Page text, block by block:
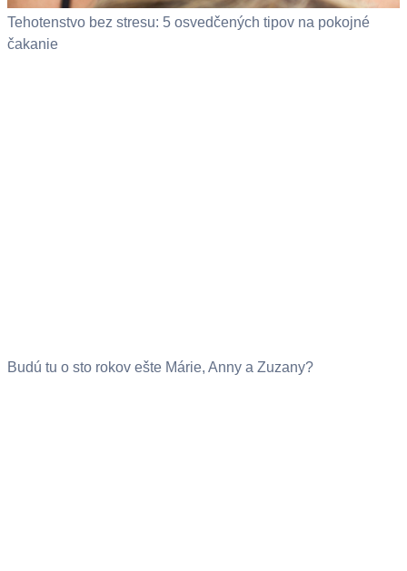
Tehotenstvo bez stresu: 5 osvedčených tipov na pokojné
čakanie
Budú tu o sto rokov ešte Márie, Anny a Zuzany?